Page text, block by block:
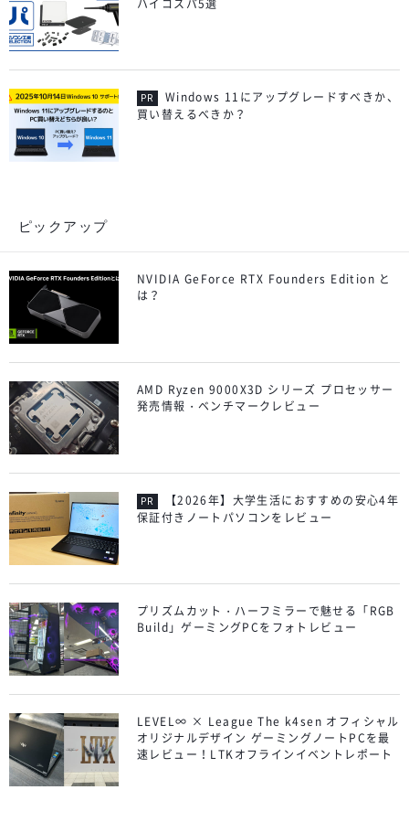
ハイコスパ5選
Windows 11にアップグレードすべきか、
買い替えるべきか？
ピックアップ
NVIDIA GeForce RTX Founders Edition と
は？
AMD Ryzen 9000X3D シリーズ プロセッサー
発売情報・ベンチマークレビュー
【2026年】大学生活におすすめの安心4年
保証付きノートパソコンをレビュー
プリズムカット・ハーフミラーで魅せる「RGB
Build」ゲーミングPCをフォトレビュー
LEVEL∞ × League The k4sen オフィシャル
オリジナルデザイン ゲーミングノートPCを最
速レビュー！LTKオフラインイベントレポート